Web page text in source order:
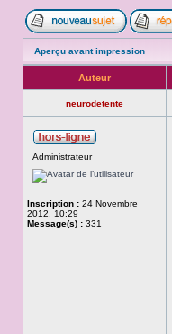
Aperçu avant impression
Auteur
neurodetente
Administrateur
Inscription : 24 Novembre
2012, 10:29
Message(s) : 331